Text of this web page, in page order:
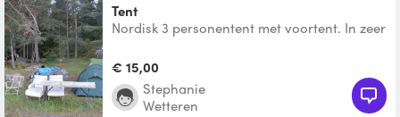
Tent
Nordisk 3 personentent met voortent. In zeer
€ 15,00
Stephanie
Wetteren